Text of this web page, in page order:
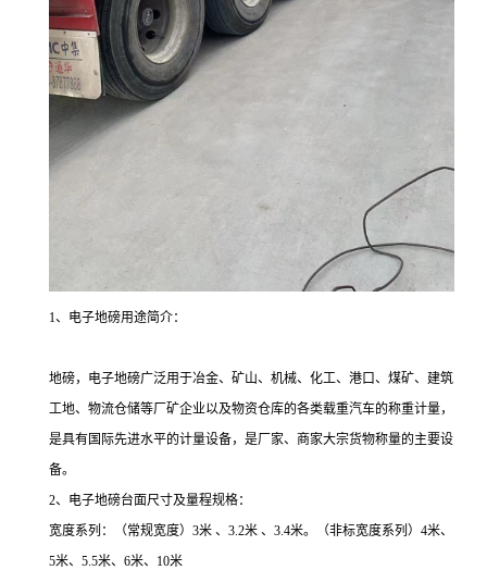
1、电子地磅用途简介：
地磅，电子地磅广泛用于冶金、矿山、机械、化工、港口、煤矿、建筑
工地、物流仓储等厂矿企业以及物资仓库的各类载重汽车的称重计量，
是具有国际先进水平的计量设备，是厂家、商家大宗货物称量的主要设
备。
2、电子地磅台面尺寸及量程规格：
宽度系列：（常规宽度） 3米 、3.2米 、3.4米。（非标宽度系列）4米、
5米、5.5米、6米、10米